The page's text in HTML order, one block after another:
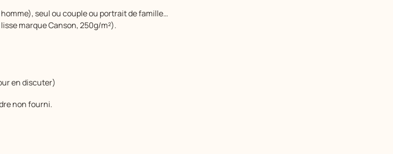
seul ou couple ou portrait de famille…
marque Canson, 250g/m²).
en discuter)
non fourni.